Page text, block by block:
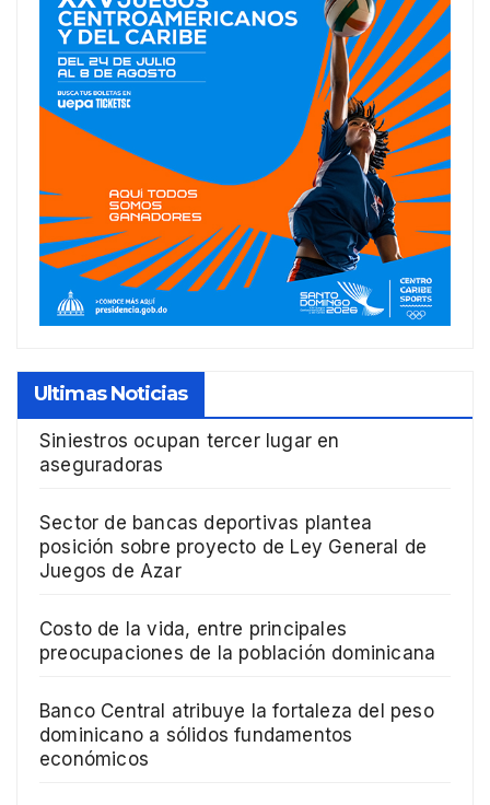
Ultimas Noticias
Siniestros ocupan tercer lugar en
aseguradoras
Sector de bancas deportivas plantea
posición sobre proyecto de Ley General de
Juegos de Azar
Costo de la vida, entre principales
preocupaciones de la población dominicana
Banco Central atribuye la fortaleza del peso
dominicano a sólidos fundamentos
económicos